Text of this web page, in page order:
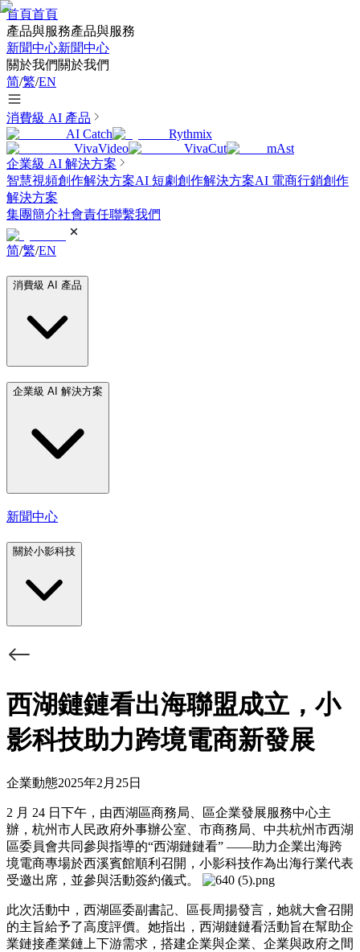
首頁首頁
產品與服務產品與服務
新聞中心新聞中心
關於我們關於我們
简/繁/EN
消費級 AI 產品
AI Catch
Rythmix
VivaVideo
VivaCut
mAst
企業級 AI 解決方案
智慧視頻創作解決方案AI 短劇創作解決方案AI 電商行銷創作
解決方案
集團簡介社會責任聯繫我們
简/繁/EN
消費級 AI 產品
企業級 AI 解決方案
新聞中心
關於小影科技
西湖鏈鏈看出海聯盟成立，小
影科技助力跨境電商新發展
企業動態2025年2月25日
2 月 24 日下午，由西湖區商務局、區企業發展服務中心主
辦，杭州市人民政府外事辦公室、市商務局、中共杭州市西湖
區委員會共同參與指導的“西湖鏈鏈看” ——助力企業出海跨
境電商專場於西溪賓館順利召開，小影科技作為出海行業代表
受邀出席，並參與活動簽約儀式。
此次活動中，西湖區委副書記、區長周揚發言，她就大會召開
的主旨給予了高度評價。她指出，西湖鏈鏈看活動旨在幫助企
業鏈接產業鏈上下游需求，搭建企業與企業、企業與政府之間